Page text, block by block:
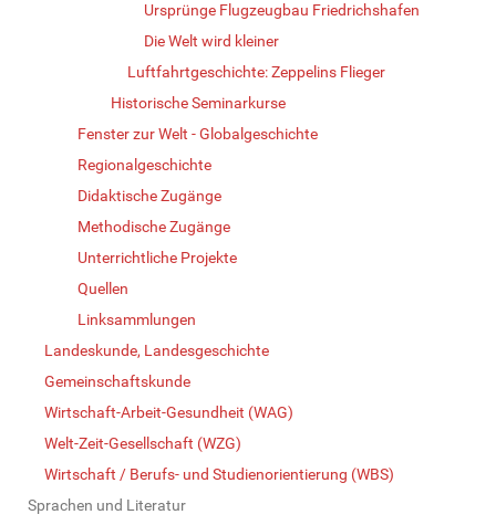
Ursprünge Flugzeugbau Friedrichshafen
Die Welt wird kleiner
Luftfahrtgeschichte: Zeppelins Flieger
Historische Seminarkurse
Fenster zur Welt - Globalgeschichte
Regionalgeschichte
Didaktische Zugänge
Methodische Zugänge
Unterrichtliche Projekte
Quellen
Linksammlungen
Landeskunde, Landesgeschichte
Gemeinschaftskunde
Wirtschaft-Arbeit-Gesundheit (WAG)
Welt-Zeit-Gesellschaft (WZG)
Wirtschaft / Berufs- und Studienorientierung (WBS)
Sprachen und Literatur